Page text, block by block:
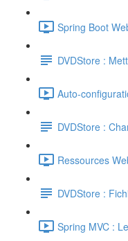
Spring Boot
DVDStore :
Auto-
DVDStore :
Ressources
DVDStore :
Spring MVC :